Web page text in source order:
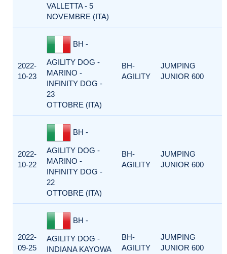
VALLETTA - 5
NOVEMBRE (ITA)
2022-
10-23
BH -
AGILITY DOG -
MARINO -
INFINITY DOG -
23
OTTOBRE (ITA)
BH-
AGILITY
JUMPING
JUNIOR 600
2022-
10-22
BH -
AGILITY DOG -
MARINO -
INFINITY DOG -
22
OTTOBRE (ITA)
BH-
AGILITY
JUMPING
JUNIOR 600
2022-
09-25
BH -
AGILITY DOG -
INDIANA KAYOWA
BH-
AGILITY
JUMPING
JUNIOR 600